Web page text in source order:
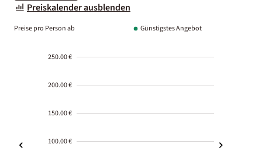
Preiskalender ausblenden
Preise pro Person ab Günstigstes Angebot
250.00 €
200.00 €
150.00 €
100.00 €